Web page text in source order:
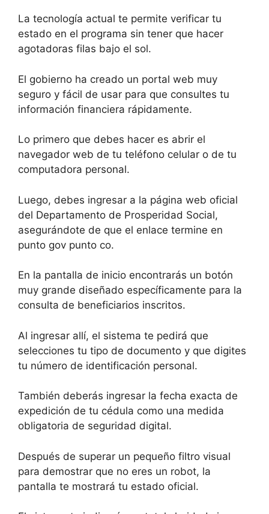
La tecnología actual te permite verificar tu
estado en el programa sin tener que hacer
agotadoras filas bajo el sol.
El gobierno ha creado un portal web muy
seguro y fácil de usar para que consultes tu
información financiera rápidamente.
Lo primero que debes hacer es abrir el
navegador web de tu teléfono celular o de tu
computadora personal.
Luego, debes ingresar a la página web oficial
del Departamento de Prosperidad Social,
asegurándote de que el enlace termine en
punto gov punto co.
En la pantalla de inicio encontrarás un botón
muy grande diseñado específicamente para la
consulta de beneficiarios inscritos.
Al ingresar allí, el sistema te pedirá que
selecciones tu tipo de documento y que digites
tu número de identificación personal.
También deberás ingresar la fecha exacta de
expedición de tu cédula como una medida
obligatoria de seguridad digital.
Después de superar un pequeño filtro visual
para demostrar que no eres un robot, la
pantalla te mostrará tu estado oficial.